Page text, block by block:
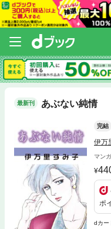
最新刊 あぶない純情
完結
伊万
マンガ
ポ
dカー